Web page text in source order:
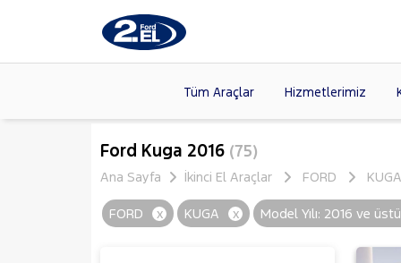
Tüm Araçlar Hizmetlerimiz
Markalar
Modeller >
Kasalar >
CITROEN
TOYOTA
NISSAN
Ford Kuga 2016 (75)
Ana Sayfa
İkinci El Araçlar FORD KUGA
FORD x KUGA x Model Yılı: 2016 ve üstü